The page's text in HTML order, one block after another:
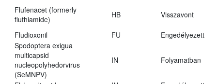
Flufenacet (formerly
fluthiamide)
HB Visszavont
Fludioxonil FU
Engedélyezett
Spodoptera exigua
multicapsid
nucleopolyhedorvirus
(SeMNPV)
IN Folyamatban